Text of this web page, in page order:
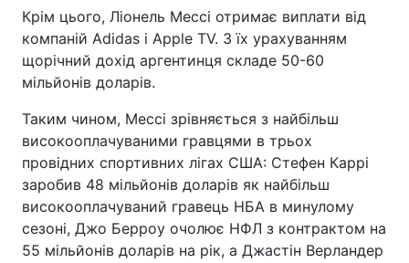
Крім цього, Ліонель Мессі отримає виплати від
компаній Adidas і Apple TV. З їх урахуванням
щорічний дохід аргентинця складе 50-60
мільйонів доларів.
Таким чином, Мессі зрівняється з найбільш
високооплачуваними гравцями в трьох
провідних спортивних лігах США: Стефен Каррі
заробив 48 мільйонів доларів як найбільш
високооплачуваний гравець НБА в минулому
сезоні, Джо Берроу очолює НФЛ з контрактом на
55 мільйонів доларів на рік, а Джастін Верландер